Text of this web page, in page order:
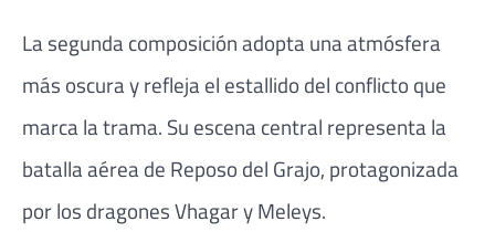
La segunda composición adopta una atmósfera
más oscura y refleja el estallido del conflicto que
marca la trama. Su escena central representa la
batalla aérea de Reposo del Grajo, protagonizada
por los dragones Vhagar y Meleys.